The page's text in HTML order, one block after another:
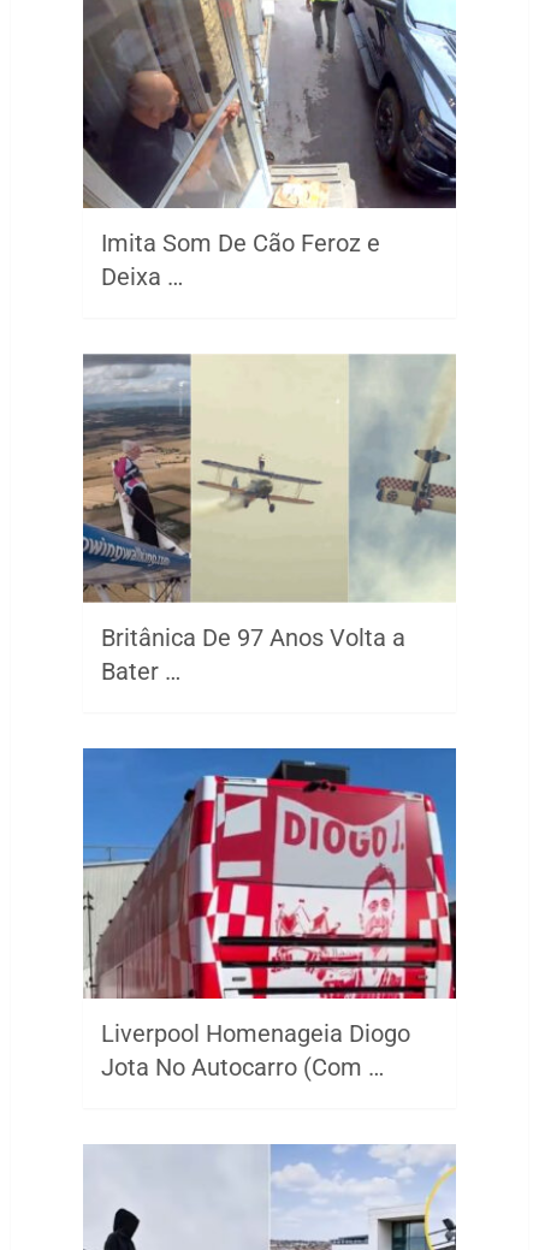
Imita Som De Cão Feroz e
Deixa …
Britânica De 97 Anos Volta a
Bater …
Liverpool Homenageia Diogo
Jota No Autocarro (Com …